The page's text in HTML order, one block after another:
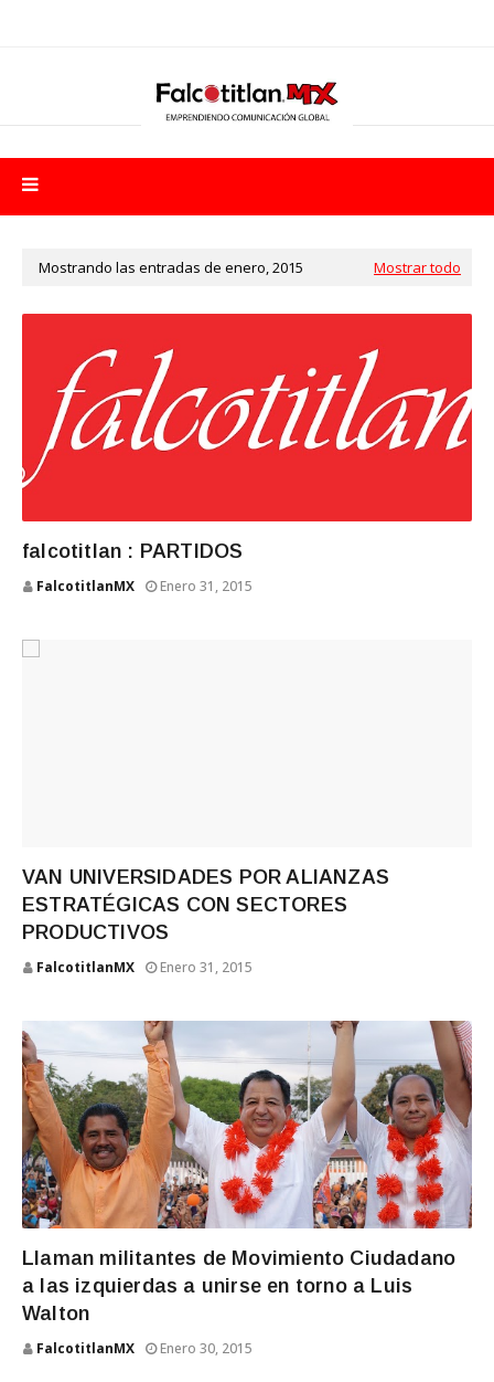
Mostrando las entradas de enero, 2015 Mostrar todo
falcotitlan : PARTIDOS
FalcotitlanMX Enero 31, 2015
VAN UNIVERSIDADES POR ALIANZAS
ESTRATÉGICAS CON SECTORES
PRODUCTIVOS
FalcotitlanMX Enero 31, 2015
Llaman militantes de Movimiento Ciudadano
a las izquierdas a unirse en torno a Luis
Walton
FalcotitlanMX Enero 30, 2015